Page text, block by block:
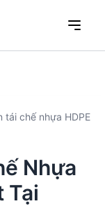
tái chế nhựa HDPE
Nhựa
Tại